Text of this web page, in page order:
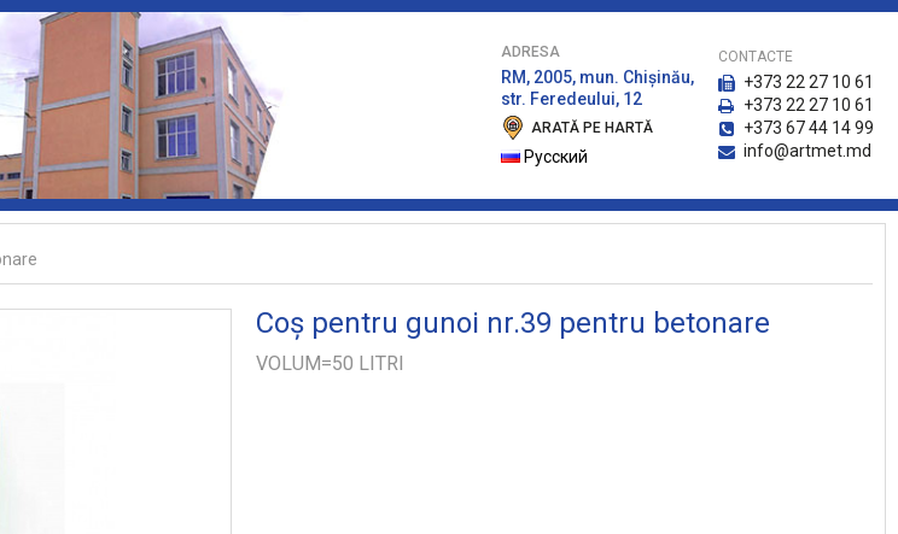
ADRESA
RM, 2005, mun. Chişinău,
str. Feredeului, 12
ARATĂ PE HARTĂ
Русский
CONTACTE
+373 22 27 10 61
+373 22 27 10 61
+373 67 44 14 99
info@artmet.md
Coș pentru gunoi nr.39 pentru betonare
VOLUM=50 LITRI